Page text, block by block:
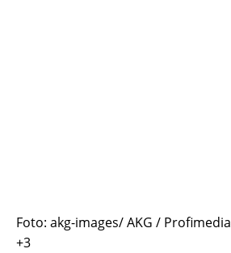
Foto: akg-images/ AKG / Profimedia
+3